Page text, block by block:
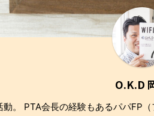
O.K.D
動。 PTA会長の経験もあるパパFP